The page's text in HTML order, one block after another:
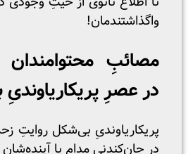
واگذاشتندمان!
مصائبِ
در عصرِ
پریکاریاوندیِ بی‌شکل
در جان‌کندنی مدام یا